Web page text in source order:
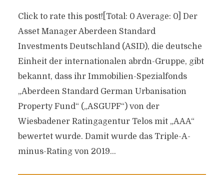
Click to rate this post![Total: 0 Average: 0] Der
Asset Manager Aberdeen Standard
Investments Deutschland (ASID), die deutsche
Einheit der internationalen abrdn-Gruppe, gibt
bekannt, dass ihr Immobilien-Spezialfonds
„Aberdeen Standard German Urbanisation
Property Fund“ („ASGUPF“) von der
Wiesbadener Ratingagentur Telos mit „AAA“
bewertet wurde. Damit wurde das Triple-A-
minus-Rating von 2019...